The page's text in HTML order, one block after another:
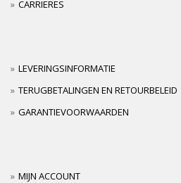
CARRIERES
LEVERINGSINFORMATIE
TERUGBETALINGEN EN RETOURBELEID
GARANTIEVOORWAARDEN
MIJN ACCOUNT